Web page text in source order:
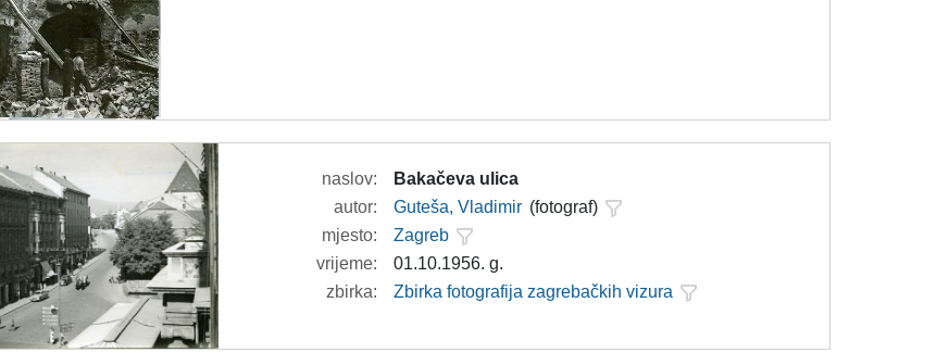
naslov:
Bakačeva ulica
autor:
Guteša, Vladimir (fotograf)
mjesto:
Zagreb
vrijeme:
01.10.1956. g.
zbirka:
Zbirka fotografija zagrebačkih vizura